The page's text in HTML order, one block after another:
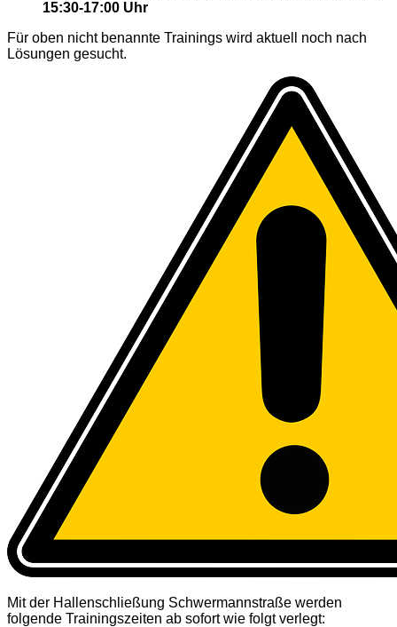
15:30-17:00 Uhr
Für oben nicht benannte Trainings wird aktuell noch nach
Lösungen gesucht.
Mit der Hallenschließung Schwermannstraße werden
folgende Trainingszeiten ab sofort wie folgt verlegt: